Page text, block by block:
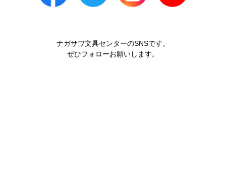
ナガサワ文具センターのSNSです。
ぜひフォローお願いします。